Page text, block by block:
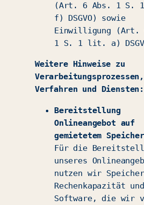
(Art. 6 Abs. 1 S.
f) DSGVO) sowie
Einwilligung (Art.
1 S. 1 lit. a)
Weitere Hinweise zu
Verarbeitungsprozessen,
Verfahren und Diensten:
Bereitstellung
Onlineangebot auf
gemietetem
Für die
unseres
nutzen wir
Rechenkapazität und
Software, die wir